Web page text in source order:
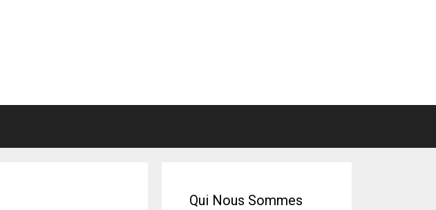
Qui Nous Sommes